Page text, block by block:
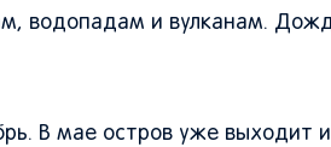
водопадам и вулканам.
В мае остров уже выходит